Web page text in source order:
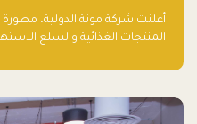
أعلنت شركة مونة الدولية،
المنتجات الغذائية والسلع
دولار أمريكي)، بقيادة شركتي